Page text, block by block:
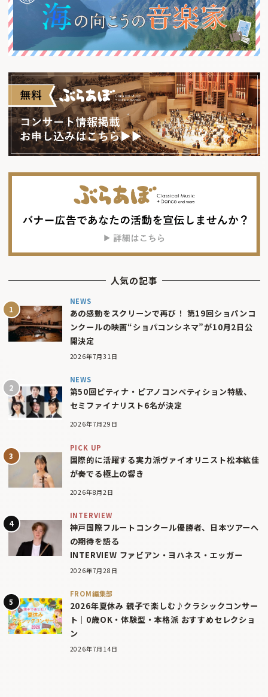
人気の記事
NEWS
あの感動をスクリーンで再び！ 第19回ショパンコ
ンクールの映画“ショパコンシネマ”が10月2日公
開決定
2026年7月31日
NEWS
第50回ピティナ・ピアノコンペティション特級、
セミファイナリスト6名が決定
2026年7月29日
PICK UP
国際的に活躍する実力派ヴァイオリニスト松本紘佳
が奏でる極上の響き
2026年8月2日
INTERVIEW
神戸国際フルートコンクール優勝者、日本ツアーへ
の期待を語る
INTERVIEW ファビアン・ヨハネス・エッガー
2026年7月28日
FROM編集部
2026年夏休み 親子で楽しむ♪クラシックコンサー
ト｜0歳OK・体験型・本格派 おすすめセレクショ
ン
2026年7月14日